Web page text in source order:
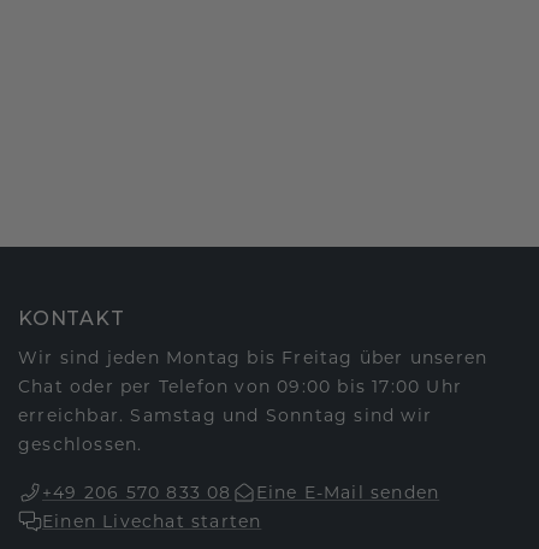
KONTAKT
Wir sind jeden Montag bis Freitag über unseren
Chat oder per Telefon von 09:00 bis 17:00 Uhr
erreichbar. Samstag und Sonntag sind wir
geschlossen.
+49 206 570 833 08
Eine E-Mail senden
Einen Livechat starten